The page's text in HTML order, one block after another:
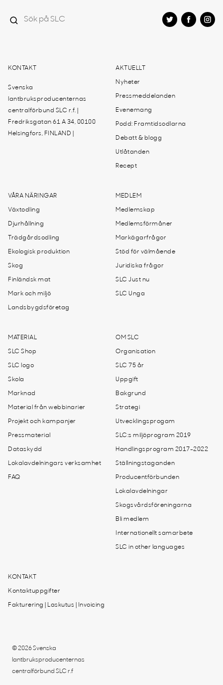
KONTAKT
Svenska
lantbruksproducenternas
centralförbund SLC r.f. |
Fredriksgatan 61 A 34, 00100
Helsingfors, FINLAND |
AKTUELLT
Nyheter
Pressmeddelanden
Evenemang
Podd: Framtidsodlarna
Debatt & blogg
Utlåtanden
Recept
VÅRA NÄRINGAR
Växtodling
Djurhållning
Trädgårdsodling
Ekologisk produktion
Skog
Finländsk mat
Mark och miljö
Landsbygdsföretag
MEDLEM
Medlemskap
Medlemsförmåner
Markägarfrågor
Stöd för välmående
Juridiska frågor
SLC Just nu
SLC Unga
MATERIAL
SLC Shop
SLC logo
Skola
Marknad
Material från webbinarier
Projekt och kampanjer
Pressmaterial
Dataskydd
Lokalavdelningars verksamhet
FAQ
OM SLC
Organisation
SLC 75 år
Uppgift
Bakgrund
Strategi
Utvecklingsprogam
SLC:s miljöprogram 2019
Handlingsprogram 2017-2022
Ställningstaganden
Producentförbunden
Lokalavdelningar
Skogsvårdsföreningarna
Bli medlem
Internationellt samarbete
SLC in other languages
KONTAKT
Kontaktuppgifter
Fakturering | Laskutus | Invoicing
© 2026 Svenska
lantbruksproducenternas
centralförbund SLC r.f